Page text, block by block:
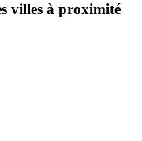
villes à proximité